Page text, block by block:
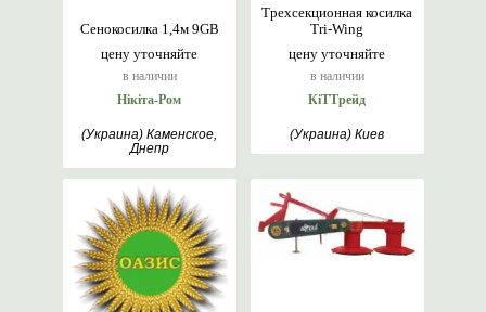
цену уточняйте
в наличии
Сенокосилка 1,4м 9GB
Нікіта-Ром
(Украина) Каменское,
Днепр
цену уточняйте
в наличии
Трехсекционная косилка
Tri-Wing
КіТТрейд
(Украина) Киев